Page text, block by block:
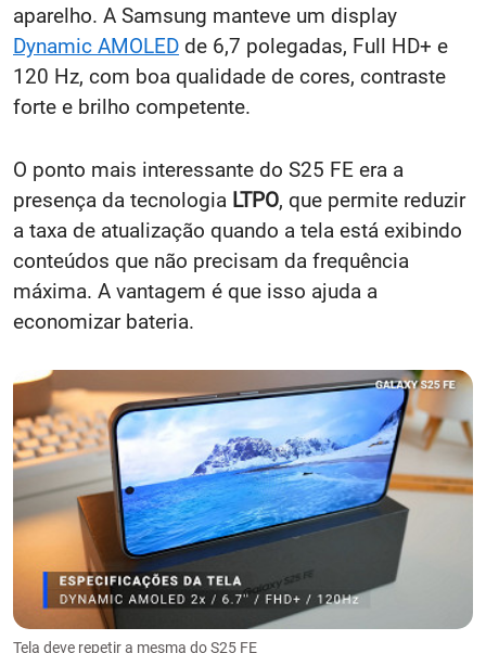
aparelho. A Samsung manteve um display
Dynamic AMOLED de 6,7 polegadas, Full HD+ e
120 Hz, com boa qualidade de cores, contraste
forte e brilho competente.
O ponto mais interessante do S25 FE era a
presença da tecnologia LTPO, que permite reduzir
a taxa de atualização quando a tela está exibindo
conteúdos que não precisam da frequência
máxima. A vantagem é que isso ajuda a
economizar bateria.
Tela deve repetir a mesma do S25 FE